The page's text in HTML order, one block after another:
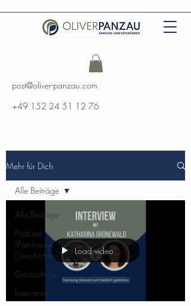
post@oliver-panzau.com
+49 152 24 51 12 76
Mehr für Dich
Alle Beiträge
Podcast
"Patchwork
Geschichten"
Gastauftritte
Interviews
Alle Beiträge
Load video